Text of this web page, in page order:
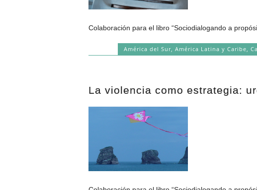
Colaboración para el libro “Sociodialogando a
América del Sur,América Latina y Caribe,
La violencia como estrategia: